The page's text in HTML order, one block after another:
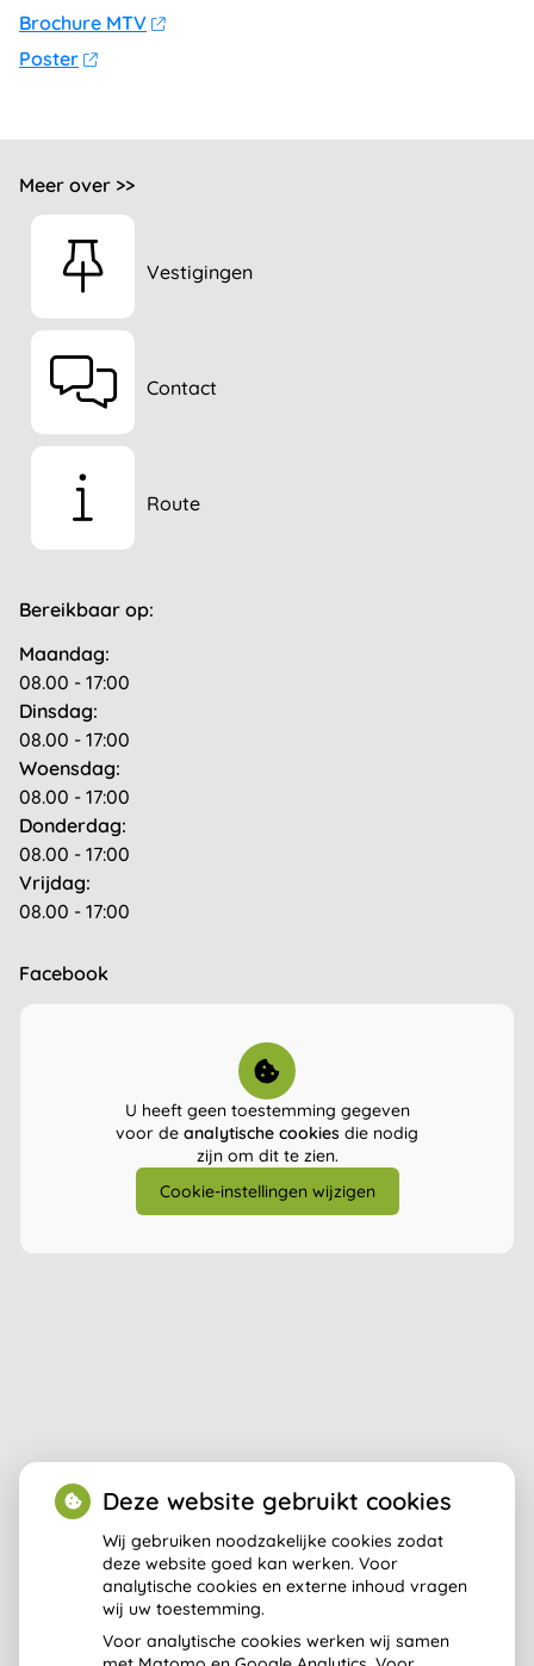
Brochure MTV
Poster
Meer over >>
Vestigingen
Contact
Route
Bereikbaar op:
Maandag:
08.00 - 17:00
Dinsdag:
08.00 - 17:00
Woensdag:
08.00 - 17:00
Donderdag:
08.00 - 17:00
Vrijdag:
08.00 - 17:00
Facebook
U heeft geen toestemming gegeven
voor de analytische cookies die nodig
zijn om dit te zien.
Cookie-instellingen wijzigen
Aangesloten bij:
Deze website gebruikt cookies
Wij gebruiken noodzakelijke cookies zodat
deze website goed kan werken. Voor
analytische cookies en externe inhoud vragen
wij uw toestemming.
Voor analytische cookies werken wij samen